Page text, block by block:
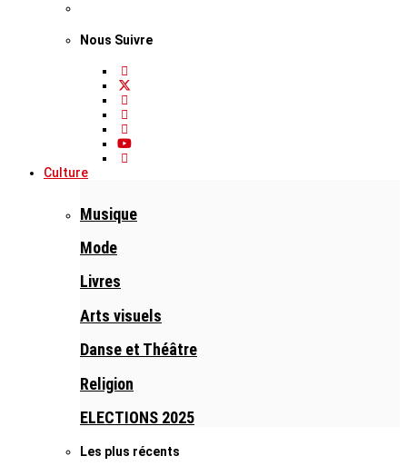
Nous Suivre
Culture
Musique
Mode
Livres
Arts visuels
Danse et Théâtre
Religion
ELECTIONS 2025
Les plus récents